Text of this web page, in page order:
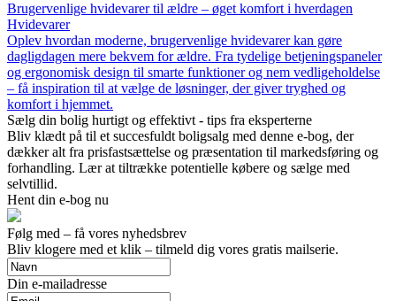
Brugervenlige hvidevarer til ældre – øget komfort i hverdagen
Hvidevarer
Oplev hvordan moderne, brugervenlige hvidevarer kan gøre
dagligdagen mere bekvem for ældre. Fra tydelige betjeningspaneler
og ergonomisk design til smarte funktioner og nem vedligeholdelse
– få inspiration til at vælge de løsninger, der giver tryghed og
komfort i hjemmet.
Sælg din bolig hurtigt og effektivt - tips fra eksperterne
Bliv klædt på til et succesfuldt boligsalg med denne e-bog, der
dækker alt fra prisfastsættelse og præsentation til markedsføring og
forhandling. Lær at tiltrække potentielle købere og sælge med
selvtillid.
Hent din e-bog nu
Følg med – få vores nyhedsbrev
Bliv klogere med et klik – tilmeld dig vores gratis mailserie.
Din e-mailadresse